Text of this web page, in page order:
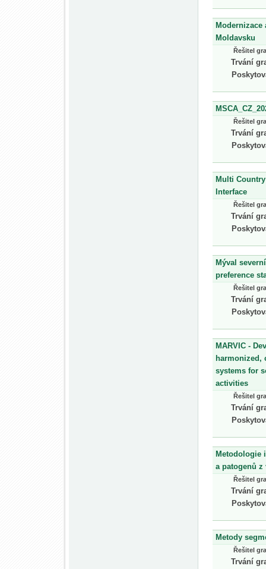
Moldavsku
Řešitel
Trvání
Řešitel
Trvání
Multi
Interface
Řešitel
Trvání
Mýval
preference
Řešitel
Trvání
MARVIC -
harmonized,
systems for
activities
Řešitel
Trvání
Metodologie
a patogenů
Řešitel
Trvání
Metody
Řešitel
Trvání